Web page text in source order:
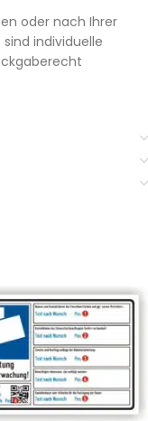
oder nach Ihrer
individuelle